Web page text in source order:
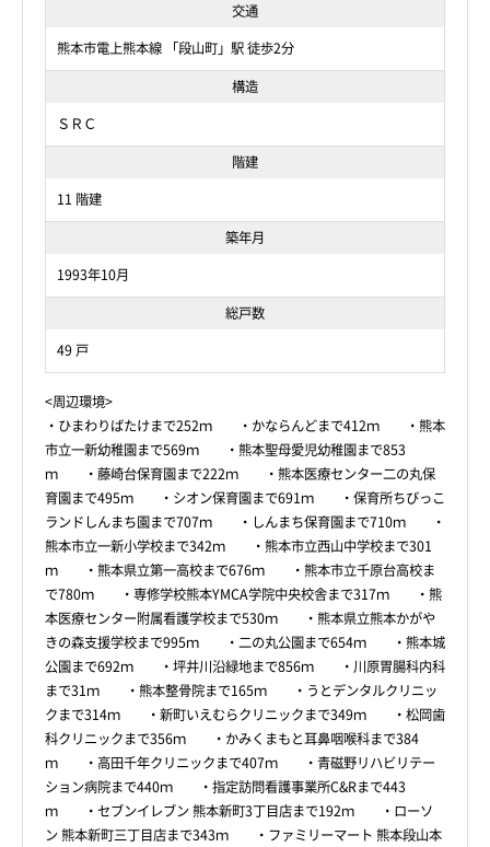
交通
熊本市電上熊本線 「段山町」駅 徒歩2分
構造
ＳＲＣ
階建
11 階建
築年月
1993年10月
総戸数
49 戸
<周辺環境>
・ひまわりばたけまで252ｍ ・かならんどまで412ｍ ・熊本
市立一新幼稚園まで569ｍ ・熊本聖母愛児幼稚園まで853
ｍ ・藤崎台保育園まで222ｍ ・熊本医療センター二の丸保
育園まで495ｍ ・シオン保育園まで691ｍ ・保育所ちびっこ
ランドしんまち園まで707ｍ ・しんまち保育園まで710ｍ ・
熊本市立一新小学校まで342ｍ ・熊本市立西山中学校まで301
ｍ ・熊本県立第一高校まで676ｍ ・熊本市立千原台高校ま
で780ｍ ・専修学校熊本YMCA学院中央校舎まで317ｍ ・熊
本医療センター附属看護学校まで530ｍ ・熊本県立熊本かがや
きの森支援学校まで995ｍ ・二の丸公園まで654ｍ ・熊本城
公園まで692ｍ ・坪井川沿緑地まで856ｍ ・川原胃腸科内科
まで31ｍ ・熊本整骨院まで165ｍ ・うとデンタルクリニッ
クまで314ｍ ・新町いえむらクリニックまで349ｍ ・松岡歯
科クリニックまで356ｍ ・かみくまもと耳鼻咽喉科まで384
ｍ ・高田千年クリニックまで407ｍ ・青磁野リハビリテー
ション病院まで440ｍ ・指定訪問看護事業所C&Rまで443
ｍ ・セブンイレブン 熊本新町3丁目店まで192ｍ ・ローソ
ン 熊本新町三丁目店まで343ｍ ・ファミリーマート 熊本段山本